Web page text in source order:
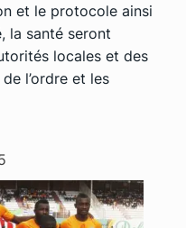
et le protocole ainsi
la santé seront
locales et des
l’ordre et les